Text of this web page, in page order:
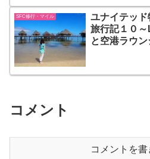
SFC修行・マイル
ユナイテッ
旅行記１０
と空港ラウン
コメント
コメントを書